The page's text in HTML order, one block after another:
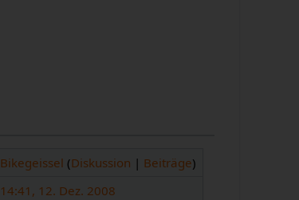
Bikegeissel (Diskussion | Beiträge)
14:41, 12. Dez. 2008